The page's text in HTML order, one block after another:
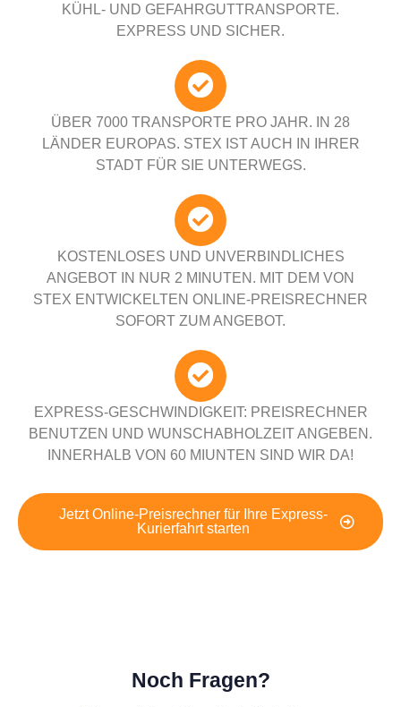
KÜHL- UND GEFAHRGUTTRANSPORTE.
EXPRESS UND SICHER.
ÜBER 7000 TRANSPORTE PRO JAHR. IN 28
LÄNDER EUROPAS. STEX IST AUCH IN IHRER
STADT FÜR SIE UNTERWEGS.
KOSTENLOSES UND UNVERBINDLICHES
ANGEBOT IN NUR 2 MINUTEN. MIT DEM VON
STEX ENTWICKELTEN ONLINE-PREISRECHNER
SOFORT ZUM ANGEBOT.
EXPRESS-GESCHWINDIGKEIT: PREISRECHNER
BENUTZEN UND WUNSCHABHOLZEIT ANGEBEN.
INNERHALB VON 60 MIUNTEN SIND WIR DA!
Jetzt Online-Preisrechner für Ihre Express-
Kurierfahrt starten
Noch Fragen?